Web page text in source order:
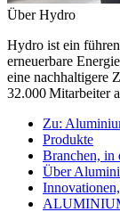
Über Hydro
Hydro ist ein
erneuerbare
eine nachhaltigere
32.000 Mitarbeiter
Zu:
Produkte
Branchen, in
Über